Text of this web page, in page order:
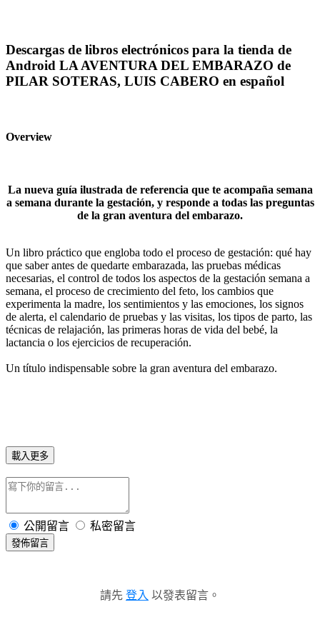
Descargas de libros electrónicos para la tienda de
Android LA AVENTURA DEL EMBARAZO de
PILAR SOTERAS, LUIS CABERO en español
Overview
La nueva guía ilustrada de referencia que te acompaña semana
a semana durante la gestación, y responde a todas las preguntas
de la gran aventura del embarazo.
Un libro práctico que engloba todo el proceso de gestación: qué hay
que saber antes de quedarte embarazada, las pruebas médicas
necesarias, el control de todos los aspectos de la gestación semana a
semana, el proceso de crecimiento del feto, los cambios que
experimenta la madre, los sentimientos y las emociones, los signos
de alerta, el calendario de pruebas y las visitas, los tipos de parto, las
técnicas de relajación, las primeras horas de vida del bebé, la
lactancia o los ejercicios de recuperación.
Un título indispensable sobre la gran aventura del embarazo.
載入更多
公開留言 私密留言
發佈留言
請先 登入 以發表留言。